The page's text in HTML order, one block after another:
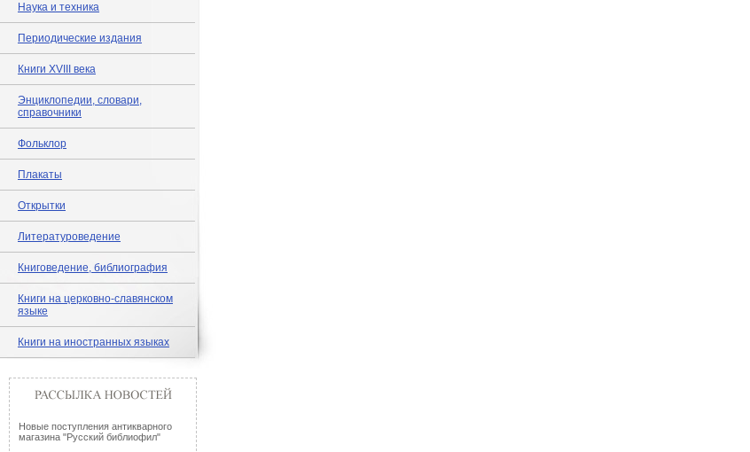
Наука и техника
Периодические издания
Книги XVIII века
Энциклопедии, словари,
справочники
Фольклор
Плакаты
Открытки
Литературоведение
Книговедение, библиография
Книги на церковно-славянском
языке
Книги на иностранных языках
Новые поступления антикварного
магазина "Русский библиофил"